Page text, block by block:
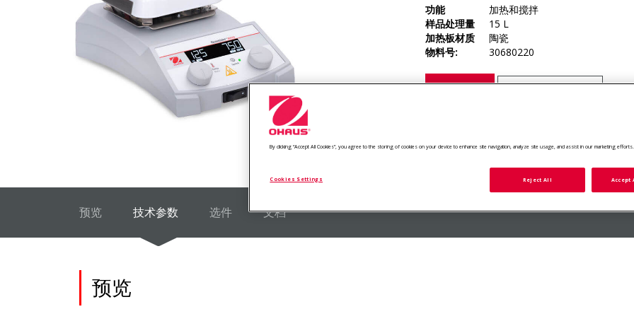
放大
功能
加热和搅拌
样品处理量
15 L
加热板材质
陶瓷
物料号:
30680220
询价
预览 技术参数 选件 文档
预览
By clicking “Accept All Cookies”, you agree to the storing of cookies on your device to enhance site navigation, analyze site usage, and assist in our marketing efforts.
Cookies Settings Reject All Accept